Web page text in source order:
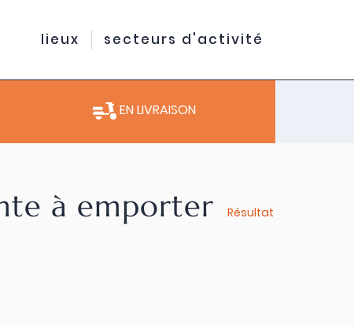
lieux secteurs d'activité
EN LIVRAISON
à emporter
Résultat